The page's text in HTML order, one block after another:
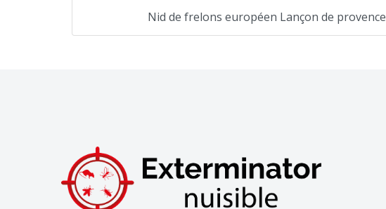
Nid de frelons européen Lançon de provence